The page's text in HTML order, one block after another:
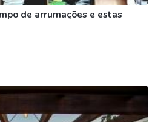
de arrumações e estas